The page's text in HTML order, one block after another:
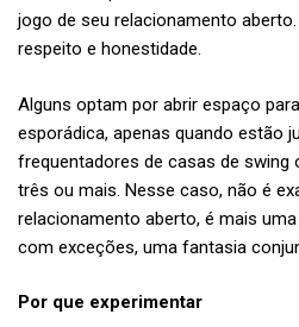
jogo de seu relacionamento
respeito e honestidade.
Alguns optam por abrir espaço
esporádica, apenas quando estão
frequentadores de casas de swing
três ou mais. Nesse caso, não é
relacionamento aberto, é mais
com exceções, uma fantasia
Por que experimentar